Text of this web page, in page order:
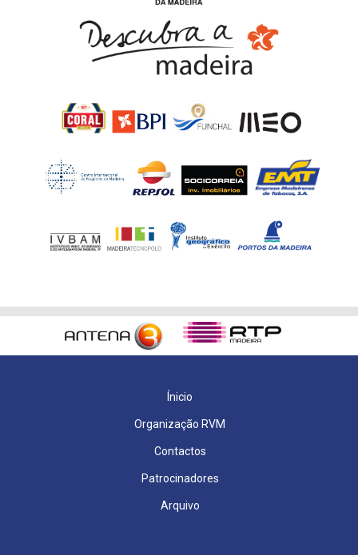
Ínicio
Organização RVM
Contactos
Patrocinadores
Arquivo